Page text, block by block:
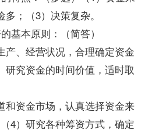
；（3）决策复杂。
本原则：（简答）
、经营状况，合理确定资金
研究资金的时间价值，适时取
资金市场，认真选择资金来
4）研究各种筹资方式，确定